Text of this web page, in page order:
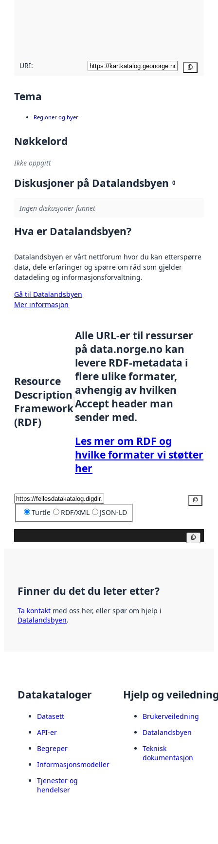
URI:
Tema
Regioner og byer
Nøkkelord
Ikke oppgitt
Diskusjoner på Datalandsbyen 0
Ingen diskusjoner funnet
Hva er Datalandsbyen?
Datalandsbyen er vårt nettforum hvor du kan etterspørre
data, dele erfaringer og spørre om råd som gjelder
datadeling og informasjonsforvaltning.
Gå til Datalandsbyen
Mer informasjon
Resource
Description
Framework
(RDF)
Alle URL-er til ressurser
på data.norge.no kan
levere RDF-metadata i
flere ulike formater,
avhengig av hvilken
Accept header man
sender med.
Les mer om RDF og
hvilke formater vi støtter
her
Turtle RDF/XML JSON-LD
Finner du det du leter etter?
Ta kontakt med oss her, eller spør om hjelp i
Datalandsbyen.
Datakataloger
Datasett
API-er
Begreper
Informasjonsmodeller
Tjenester og
hendelser
Hjelp og
Brukerveiledning
Datalandsbyen
Teknisk
dokumentasjon